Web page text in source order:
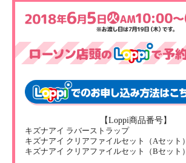
【Loppi商品番号】
キズナアイ ラバーストラップ
キズナアイ クリアファイルセット（Aセット）
キズナアイ クリアファイルセット（Bセット）